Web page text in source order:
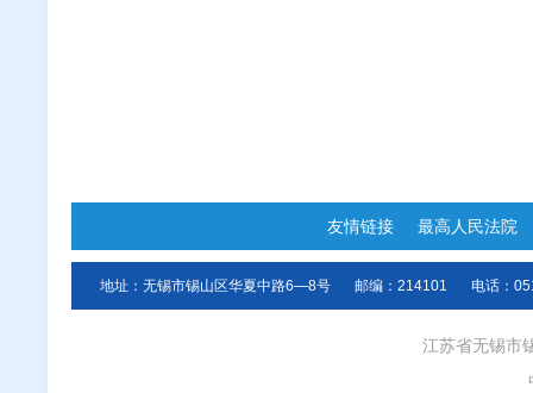
友情链接 最高人民法院
地址：无锡市锡山区华夏中路6—8号 邮编：214101 电话：
江苏省无锡市